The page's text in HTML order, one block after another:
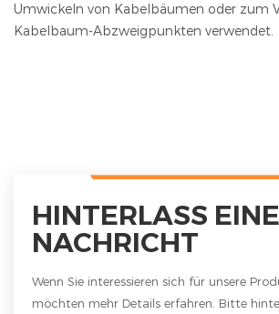
Umwickeln von Kabelbäumen oder zum
Kabelbaum-Abzweigpunkten verwendet.
HINTERLASS EINE
NACHRICHT
Wenn Sie interessieren sich für unsere
möchten mehr Details erfahren. Bitte